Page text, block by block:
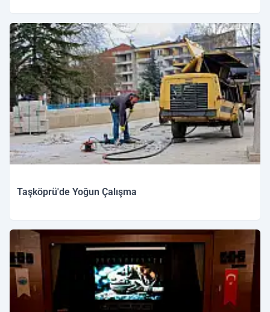
Taşköprü'de Yoğun Çalışma